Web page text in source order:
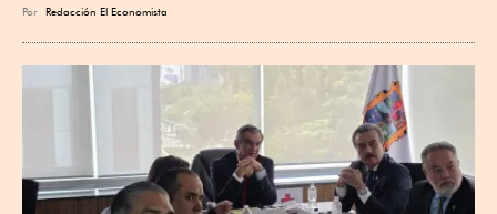
Por Redacción El Economista